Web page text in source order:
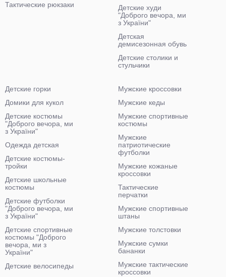
Тактические рюкзаки
Детские худи
"Доброго вечора, ми
з України"
Детская
демисезонная обувь
Детские столики и
стульчики
Детские горки
Домики для кукол
Детские костюмы
"Доброго вечора, ми
з України"
Одежда детская
Детские костюмы-
тройки
Детские школьные
костюмы
Детские футболки
"Доброго вечора, ми
з України"
Детские спортивные
костюмы "Доброго
вечора, ми з
України"
Детские велосипеды
Мужские кроссовки
Мужские кеды
Мужские спортивные
костюмы
Мужские
патриотические
футболки
Мужские кожаные
кроссовки
Тактические
перчатки
Мужские спортивные
штаны
Мужские толстовки
Мужские сумки
бананки
Мужские тактические
кроссовки